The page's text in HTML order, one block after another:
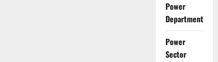
Power
Department
Power
Sector